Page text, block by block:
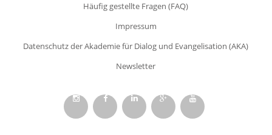
Häufig gestellte Fragen (FAQ)
Impressum
Datenschutz der Akademie für Dialog und Evangelisation (AKA)
Newsletter